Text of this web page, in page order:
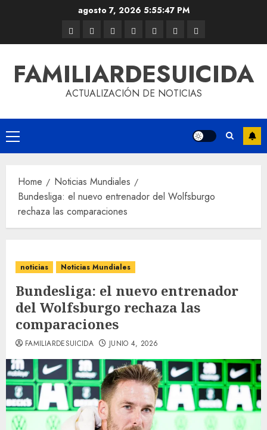
agosto 7, 2026 5:55:47 PM
FAMILIARDESUICIDA
ACTUALIZACIÓN DE NOTICIAS
Home
Noticias Mundiales
Bundesliga: el nuevo entrenador del Wolfsburgo
rechaza las comparaciones
noticias Noticias Mundiales
Bundesliga: el nuevo entrenador
del Wolfsburgo rechaza las
comparaciones
FAMILIARDESUICIDA JUNIO 4, 2026